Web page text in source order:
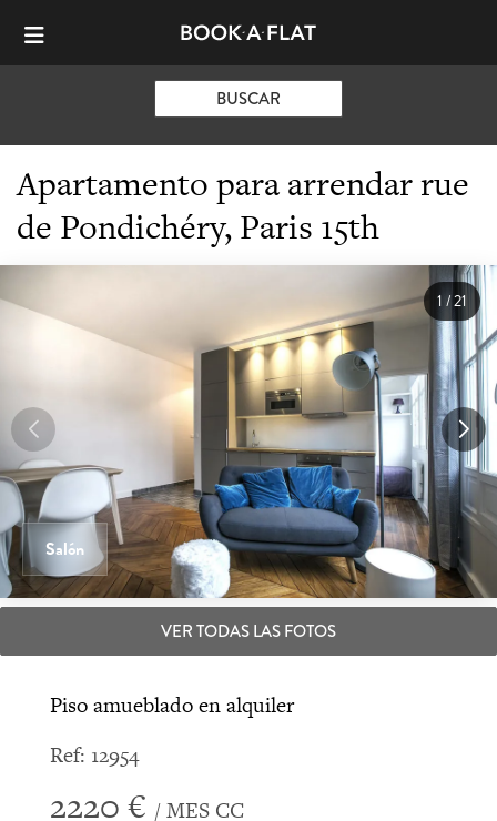
BUSCAR
Apartamento para arrendar rue
de Pondichéry, Paris 15th
Salón
1/21
VER TODAS LAS FOTOS
Piso amueblado en alquiler
Ref: 12954
2220 € / MES CC